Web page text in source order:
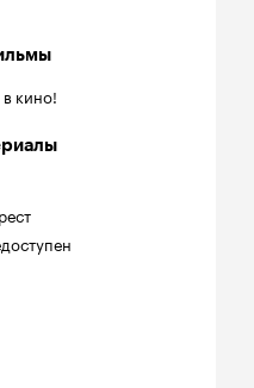
кино!